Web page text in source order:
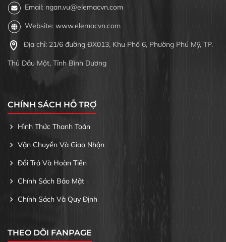
Email: ngan.vu@elemacvn.com
Website: www.elemacvn.com
Địa chỉ: 21/6 đường ĐX013, Khu Phố 6, Phường Phú Mỹ, TP.
Thủ Dầu Một, Tỉnh Bình Dương
CHÍNH SÁCH HỖ TRỢ
Hình Thức Thanh Toán
Vận Chuyển Và Giao Nhận
Đổi Trả Và Hoàn Tiền
Chính Sách Bảo Mật
Chính Sách Và Quy Định
THEO DÕI FANPAGE